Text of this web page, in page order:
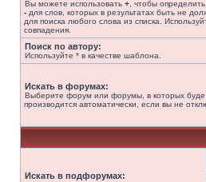
Вы можете использовать + , чтобы
- для слов, которых в результатах быть не
для поиска любого слова из списка.
совпадения.
Поиск по автору:
Используйте * в качестве шаблона.
Искать в форумах:
Выберите форум или форумы, в которых
производится автоматически, если вы не
Искать в подфорумах: